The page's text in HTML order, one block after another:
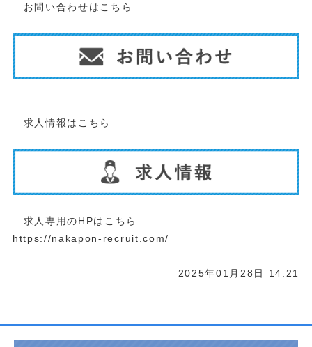
お問い合わせはこちら
求人情報はこちら
求人専用のHPはこちら
https://nakapon-recruit.com/
2025年01月28日 14:21